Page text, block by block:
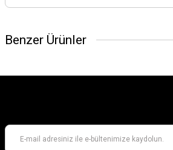
Benzer Ürünler